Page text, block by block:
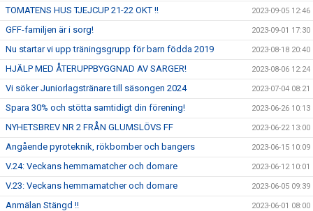
TOMATENS HUS TJEJCUP 21-22 OKT !! 2023-09-05 12:46
GFF-familjen är i sorg! 2023-09-01 17:30
Nu startar vi upp träningsgrupp för barn födda 2019 2023-08-18 20:40
HJÄLP MED ÅTERUPPBYGGNAD AV SARGER! 2023-08-06 12:24
Vi söker Juniorlagstränare till säsongen 2024 2023-07-04 08:21
Spara 30% och stötta samtidigt din förening! 2023-06-26 10:13
NYHETSBREV NR 2 FRÅN GLUMSLÖVS FF 2023-06-22 13:00
Angående pyroteknik, rökbomber och bangers 2023-06-15 10:09
V.24: Veckans hemmamatcher och domare 2023-06-12 10:01
V.23: Veckans hemmamatcher och domare 2023-06-05 09:39
Anmälan Stängd !! 2023-06-01 08:00